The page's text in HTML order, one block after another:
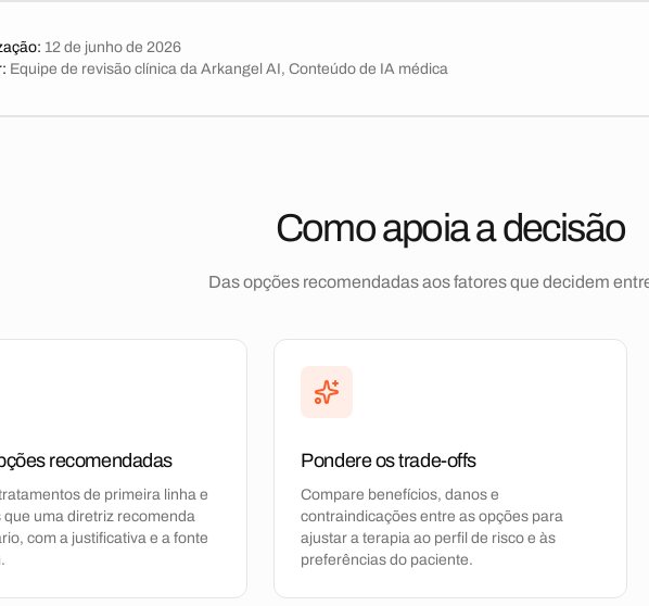
: 12 de junho de 2026
: Equipe de revisão clínica da Arkangel AI, Conteúdo de IA médica
Como apoia a decisão
Das opções recomendadas aos fatores que decidem
recomendadas
de primeira linha e
que uma diretriz recomenda
com a justificativa e a fonte
Pondere os trade-offs
Compare benefícios, danos e
contraindicações entre as opções para
ajustar a terapia ao perfil de risco e às
preferências do paciente.